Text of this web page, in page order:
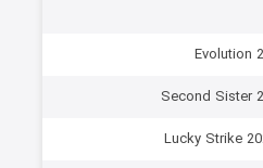
در مغولستان